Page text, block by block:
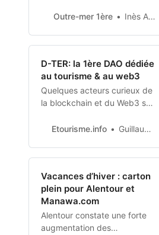
Paris, les professionnels du
des destinations
ultramarines. Ils donnent
également les premières
tendances des réservations
Outre-mer 1ère Inès Apetovi
D-TER: la 1ère DAO dédiée
au tourisme & au web3
Quelques acteurs curieux de
la blockchain et du Web3 se
DAO dédiée à ce sujet dans
Etourisme.info Guillaume Cromer
Vacances d’hiver : carton
plein pour Alentour et
Manawa.com
Alentour constate une forte
augmentation des